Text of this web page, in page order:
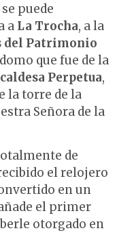
puede
a La Trocha, a la
del Patrimonio
que fue de la
Perpetua,
la torre de la
Señora de la
de
el relojero
en un
el primer
otorgado en